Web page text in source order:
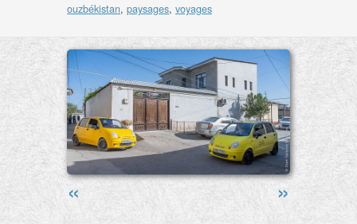
ouzbékistan, paysages, voyages
»
«